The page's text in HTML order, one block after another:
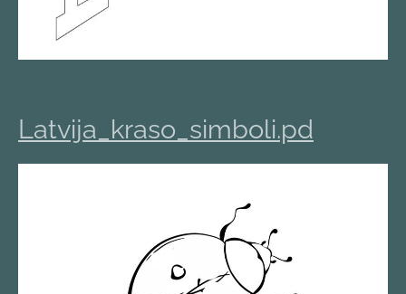
Latvija_kraso_simboli.pd